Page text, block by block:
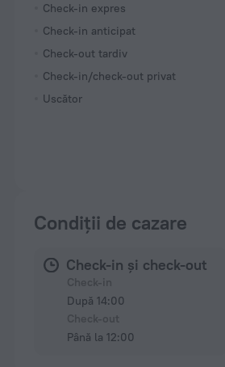
Check-in expres
Check-in anticipat
Check-out tardiv
Check-in/check-out privat
Uscător
Condiții de cazare
Check-in și check-out
După 14:00
Până la 12:00